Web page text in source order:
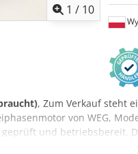
1 / 10
, Zum Verkauf steht
von WEG,
und betriebsbereit.
Es sind lediglich normale